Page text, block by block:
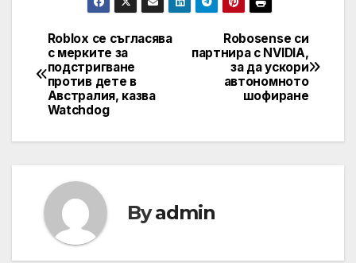
Post
navigation
Robosense си
партнира с NVIDIA,
за да ускори
автономното
шофиране
Roblox се съгласява
с мерките за
подстригване
против дете в
Австралия, казва
Watchdog
Byadmin